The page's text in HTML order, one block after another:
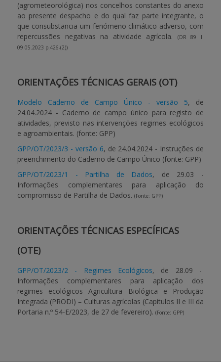
(agrometeorológica) nos concelhos constantes do anexo
ao presente despacho e do qual faz parte integrante, o
que consubstancia um fenómeno climático adverso, com
repercussões negativas na atividade agrícola.
(DR 89 II
09.05.2023 p.426-(2))
ORIENTAÇÕES TÉCNICAS GERAIS (OT)
Modelo Caderno de Campo Único - versão 5, de
24.04.2024 - Caderno de campo único para registo de
atividades, previsto nas intervenções regimes ecológicos
e agroambientais. (fonte: GPP)
GPP/OT/2023/3 - versão 6, de 24.04.2024 - Instruções de
preenchimento do Caderno de Campo Único (fonte: GPP)
GPP/OT/2023/1 - Partilha de Dados, de 29.03 -
Informações complementares para aplicação do
compromisso de Partilha de Dados. (Fonte: GPP)
ORIENTAÇÕES TÉCNICAS ESPECÍFICAS
(OTE)
GPP/OT/2023/2 - Regimes Ecológicos, de 28.09 -
Informações complementares para aplicação dos
regimes ecológicos Agricultura Biológica e Produção
Integrada (PRODI) – Culturas agrícolas (Capítulos II e III da
Portaria n.º 54-E/2023, de 27 de fevereiro). (Fonte: GPP)